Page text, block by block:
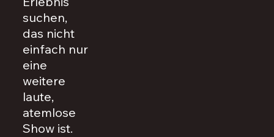
suchen,
das nicht
einfach nur
eine
weitere
laute,
atemlose
Show ist.